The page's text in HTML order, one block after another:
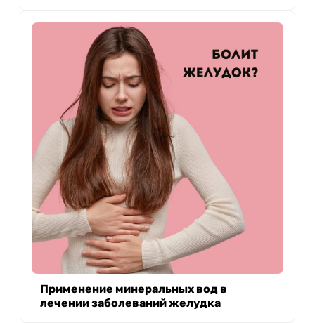
Применение минеральных вод в
лечении заболеваний желудка